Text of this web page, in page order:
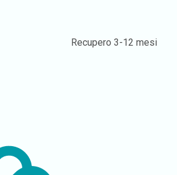
Recupero 3-12 mesi